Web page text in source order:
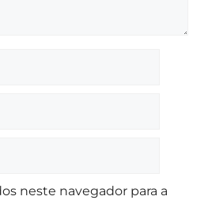
neste navegador para a